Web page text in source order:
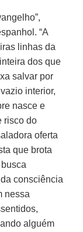
“A
linhas da
dos que
salvar por
interior,
nasce e
risco do
oferta
que brota
consciência
nessa
alguém